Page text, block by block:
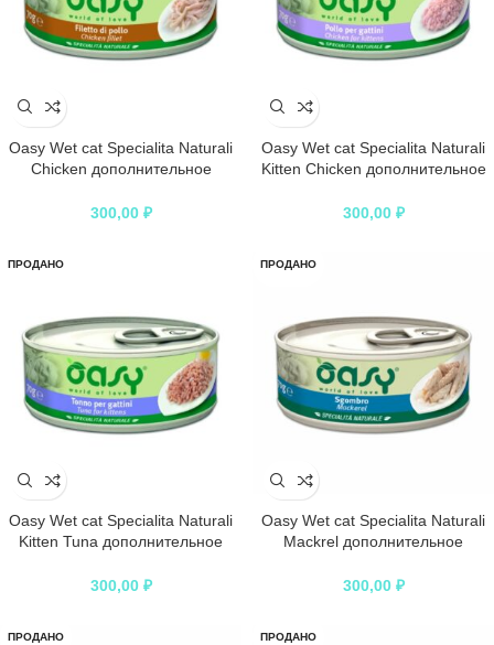
Oasy Wet cat Specialita Naturali
Chicken дополнительное
консервах – 70 г
300,00 ₽
Oasy Wet cat Specialita Naturali
Kitten Chicken дополнительное
консервах – 70 г
300,00 ₽
ПРОДАНО
Oasy Wet cat Specialita Naturali
Kitten Tuna дополнительное
консервах – 70 г
300,00 ₽
ПРОДАНО
Oasy Wet cat Specialita Naturali
Mackrel дополнительное
в консервах – 70 г
300,00 ₽
ПРОДАНО ПРОДАНО